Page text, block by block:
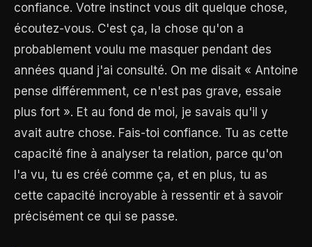
confiance. Votre instinct vous dit quelque chose,
écoutez-vous. C'est ça, la chose qu'on a
probablement voulu me masquer pendant des
années quand j'ai consulté. On me disait « Antoine
pense différemment, ce n'est pas grave, essaie
plus fort ». Et au fond de moi, je savais qu'il y
avait autre chose. Fais-toi confiance. Tu as cette
capacité fine à analyser ta relation, parce qu'on
l'a vu, tu es créé comme ça, et en plus, tu as
cette capacité incroyable à ressentir et à savoir
précisément ce qui se passe.